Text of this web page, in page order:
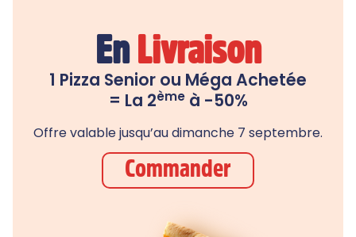
En Livraison
1 Pizza Senior ou Méga Achetée
= La 2èmeà -50%
Offre valable jusqu’au dimanche 7 septembre.
Commander